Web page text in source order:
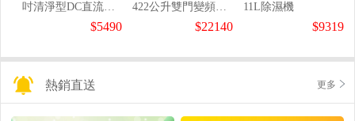
吋清淨型DC直流風
$5490
422公升雙門變頻冰
$22140
11L除濕機
$9319
熱銷直送 更多